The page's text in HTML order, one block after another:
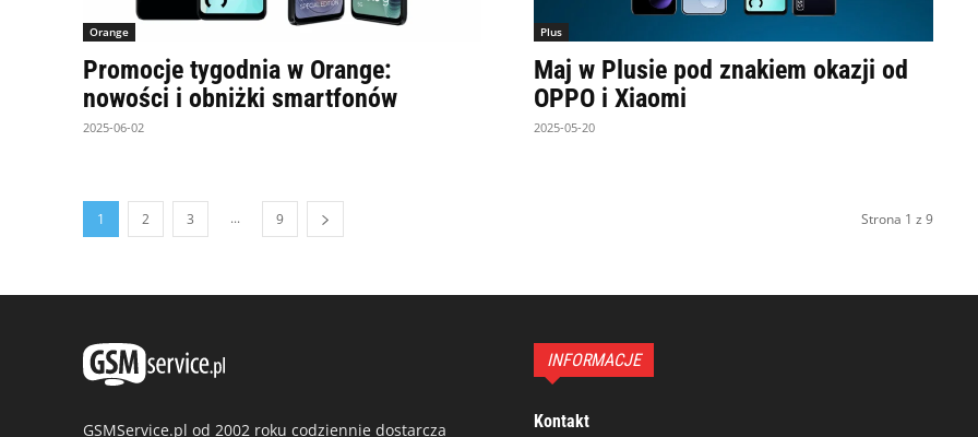
Orange
Promocje tygodnia w Orange:
nowości i obniżki smartfonów
2025-06-02
Plus
Maj w Plusie pod znakiem okazji od
OPPO i Xiaomi
2025-05-20
1 2 3 ... 9 Strona 1 z 9
GSMService.pl od 2002 roku codziennie dostarcza
INFORMACJE
Kontakt